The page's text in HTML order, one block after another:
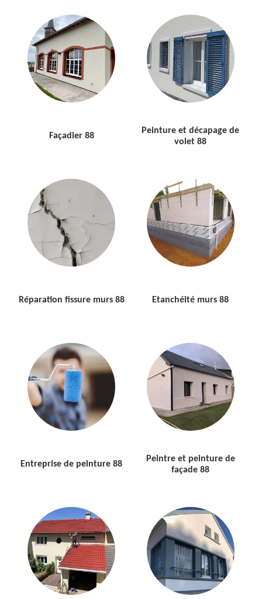
Façadier 88
Peinture et décapage de
volet 88
Réparation fissure murs 88 Etanchéité murs 88
Entreprise de peinture 88
Peintre et peinture de
façade 88